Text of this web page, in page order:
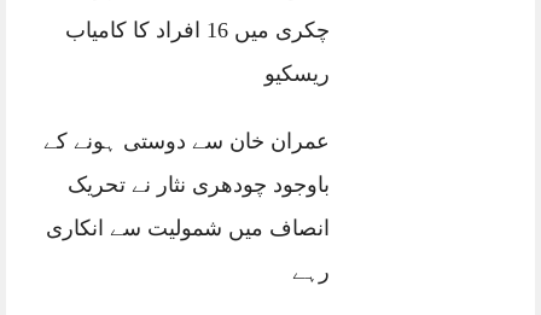
چکری میں 16 افراد کا کامیاب
ریسکیو
عمران خان سے دوستی ہونے کے
باوجود چودھری نثار نے تحریک
انصاف میں شمولیت سے انکاری
رہے